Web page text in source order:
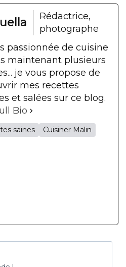
Rédactrice,
photographe
passionnée de cuisine
maintenant plusieurs
je vous propose de
mes recettes
et salées sur ce blog.
Bio
saines Cuisiner Malin